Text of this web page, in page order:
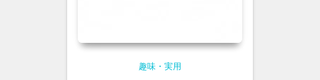
趣味・実用